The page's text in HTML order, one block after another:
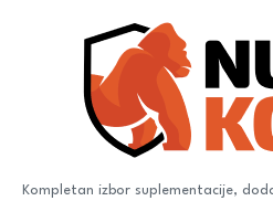
Kompletan izbor suplementacije,